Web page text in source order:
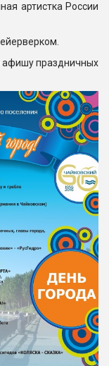
артистка России
праздничных